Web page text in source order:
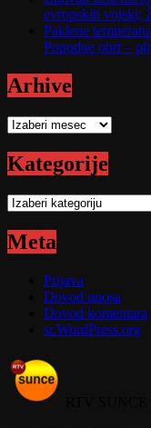
evropskih vojski;
Paklene
Popodne obrt –
Arhive
Arhive
Kategorije
Kategorije
Meta
Prijava
Dovod unosa
Dovod komentara
sr.WordPress.org